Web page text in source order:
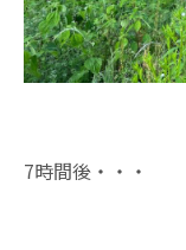
7時間後・・・